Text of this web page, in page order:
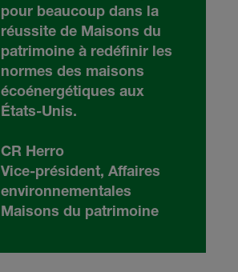
pour beaucoup dans la
réussite de Maisons du
patrimoine à redéfinir les
normes des maisons
écoénergétiques aux
États-Unis.
CR Herro
Vice-président, Affaires
environnementales
Maisons du patrimoine